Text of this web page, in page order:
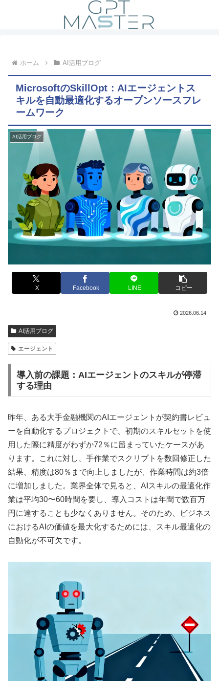
ホーム AI活用ブログ
MicrosoftのSkillOpt：AIエージェントス
キルを自動最適化するオープンソースフレ
ームワーク
AI活用ブログ
X Facebook LINE コピー
2026.06.14
AI活用ブログ
エージェント
導入前の課題：AIエージェントのスキルが停滞
する理由
昨年、ある大手金融機関のAIエージェントが契約書レビュ
ーを自動化するプロジェクトで、初期のスキルセットを使
用した際に精度がわずか72％に留まっていたケースがあ
ります。これに対し、手作業でスクリプトを数回修正した
結果、精度は80％まで向上しましたが、作業時間は約3倍
に増加しました。業界全体で見ると、AIスキルの最適化作
業は平均30〜60時間を要し、導入コストは年間で数百万
円に達することも少なくありません。そのため、ビジネス
におけるAIの価値を最大化するためには、スキル最適化の
自動化が不可欠です。